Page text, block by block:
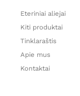
Eteriniai aliejai
Kiti produktai
Tinklaraštis
Apie mus
Kontaktai